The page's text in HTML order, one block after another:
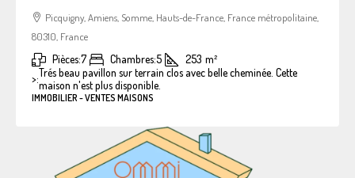
Picquigny, Amiens, Somme, Hauts-de-France, France métropolitaine,
80310, France
Pièces:7 Chambres:5 253 m²
>:Trés beau pavillon sur terrain clos avec belle cheminée. Cette
maison n'est plus disponible.
IMMOBILIER - VENTES MAISONS